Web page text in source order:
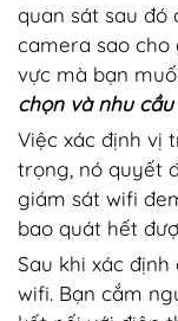
quan sát sau đó
camera sao cho
vực mà bạn
chọn và nhu
Việc xác định vị
trọng, nó quyết
giám sát wifi
bao quát hết
Sau khi xác
wifi. Bạn cắm